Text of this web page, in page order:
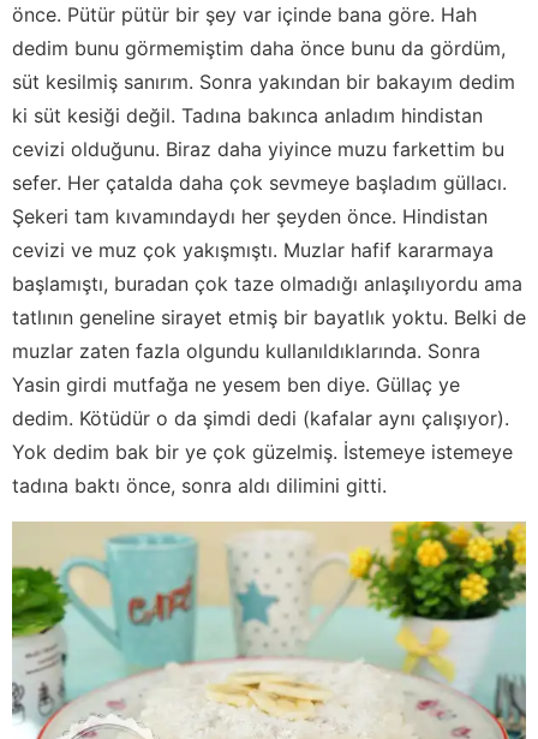
önce. Pütür pütür bir şey var içinde bana göre. Hah
dedim bunu görmemiştim daha önce bunu da gördüm,
süt kesilmiş sanırım. Sonra yakından bir bakayım dedim
ki süt kesiği değil. Tadına bakınca anladım hindistan
cevizi olduğunu. Biraz daha yiyince muzu farkettim bu
sefer. Her çatalda daha çok sevmeye başladım güllacı.
Şekeri tam kıvamındaydı her şeyden önce. Hindistan
cevizi ve muz çok yakışmıştı. Muzlar hafif kararmaya
başlamıştı, buradan çok taze olmadığı anlaşılıyordu ama
tatlının geneline sirayet etmiş bir bayatlık yoktu. Belki de
muzlar zaten fazla olgundu kullanıldıklarında. Sonra
Yasin girdi mutfağa ne yesem ben diye. Güllaç ye
dedim. Kötüdür o da şimdi dedi (kafalar aynı çalışıyor).
Yok dedim bak bir ye çok güzelmiş. İstemeye istemeye
tadına baktı önce, sonra aldı dilimini gitti.